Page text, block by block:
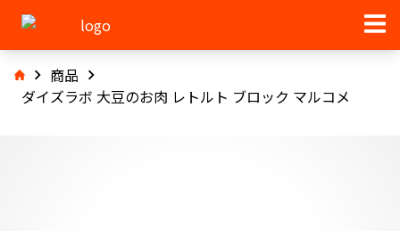
商品
ダイズラボ 大豆のお肉 レトルト ブロック マルコメ